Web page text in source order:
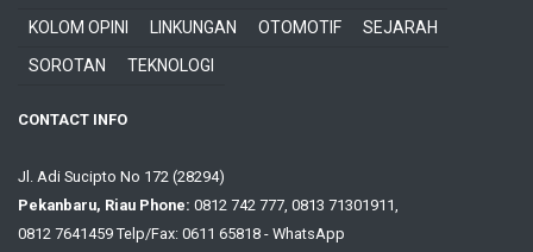
KOLOM OPINI
LINKUNGAN OTOMOTIF
SEJARAH
SOROTAN
TEKNOLOGI
CONTACT INFO
Jl. Adi Sucipto No 172 (28294)
Pekanbaru, Riau Phone: 0812 742 777, 0813 71301911,
0812 7641459 Telp/Fax: 0611 65818 - WhatsApp